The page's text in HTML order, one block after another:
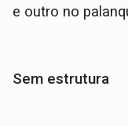
e outro no
Sem estrutura